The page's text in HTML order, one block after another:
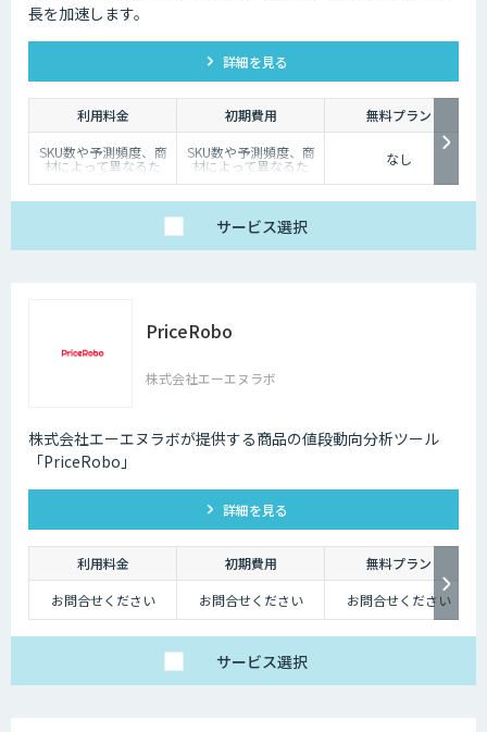
長を加速します。
詳細を見る
利用料金 初期費用
無料プラン
SKU数や予測頻度、商
材によって異なるた
め、
SKU数や予測頻度、商
材によって異なるた
め、
なし
サービス選択
PriceRobo
株式会社エーエヌラボ
株式会社エーエヌラボが提供する商品の値段動向分析ツール
「PriceRobo」
詳細を見る
利用料金 初期費用
無料プラン
お問合せください
お問合せください お問合せください
サービス選択